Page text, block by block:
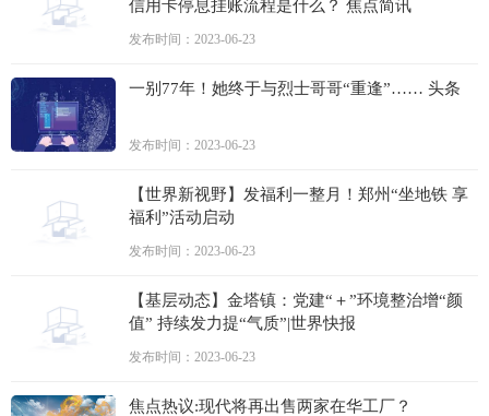
信用卡停息挂账流程是什么？ 焦点简讯
发布时间：2023-06-23
一别77年！她终于与烈士哥哥“重逢”…… 头条
发布时间：2023-06-23
【世界新视野】发福利一整月！郑州“坐地铁 享
福利”活动启动
发布时间：2023-06-23
【基层动态】金塔镇：党建“＋”环境整治增“颜
值” 持续发力提“气质”|世界快报
发布时间：2023-06-23
焦点热议:现代将再出售两家在华工厂？